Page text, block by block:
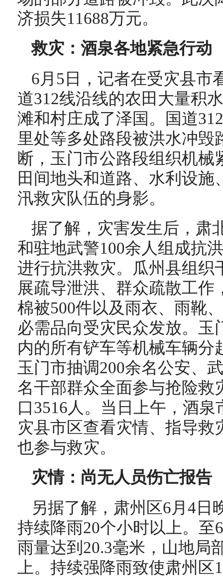
济损失11688万元。
救灾：酒泉各地紧急行动
6月5日，记者在受灾县市
道312线沿线的农田大量积
滩和村庄成了泽国。国道
里处等多处路段被洪水冲毁
断，玉门市公路段组织机
田间地头和道路、水利设
汛救灾队伍的身影。
据了解，灾害发生后，肃
和驻地武警100余人组成抗
进行抗洪救灾。瓜州县组织
展疏导泄洪、群众疏散工作
棉被500件以及雨衣、雨靴
必需品向受灾民众发放。玉
内的所有铲车等机械车辆分
玉门市抽调200余名公安、
名干部群众全面参与抢险救
口3516人。当日上午，酒
灾县市区查看灾情、指导救
也参与救灾。
灾情：尚无人员伤亡报告
另据了解，肃州区6月4日
持续降雨20个小时以上。至
雨量达到20.3毫米，山地局
上。持续强降雨致使肃州